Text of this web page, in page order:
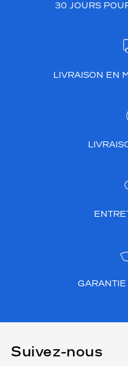
30 JOURS
LIVRAISON EN
Suivez-nous